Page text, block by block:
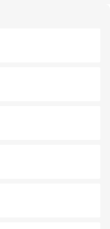
しめる外せないスポット